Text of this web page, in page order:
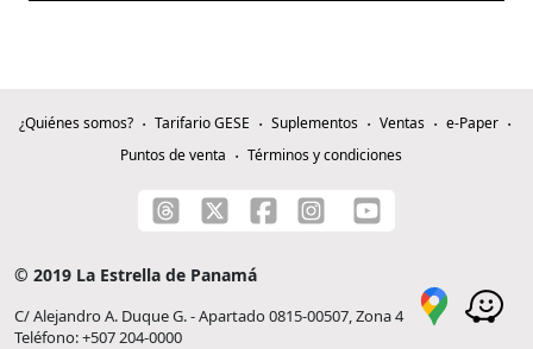
¿Quiénes somos? Tarifario GESE Suplementos Ventas
e-Paper
Puntos de venta
Términos y condiciones
© 2019 La Estrella de Panamá
C/ Alejandro A. Duque G. - Apartado 0815-00507, Zona 4
Teléfono: +507 204-0000